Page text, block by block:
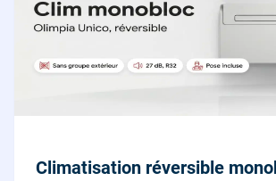
Climatisation réversible